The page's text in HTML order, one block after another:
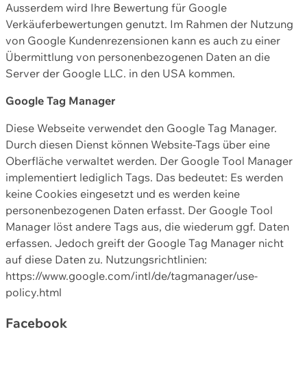
Ausserdem wird Ihre Bewertung für Google
Verkäuferbewertungen genutzt. Im Rahmen der Nutzung
von Google Kundenrezensionen kann es auch zu einer
Übermittlung von personenbezogenen Daten an die
Server der Google LLC. in den USA kommen.
Google Tag Manager
Diese Webseite verwendet den Google Tag Manager.
Durch diesen Dienst können Website-Tags über eine
Oberfläche verwaltet werden. Der Google Tool Manager
implementiert lediglich Tags. Das bedeutet: Es werden
keine Cookies eingesetzt und es werden keine
personenbezogenen Daten erfasst. Der Google Tool
Manager löst andere Tags aus, die wiederum ggf. Daten
erfassen. Jedoch greift der Google Tag Manager nicht
auf diese Daten zu. Nutzungsrichtlinien:
https://www.google.com/intl/de/tagmanager/use-
policy.html
Facebook